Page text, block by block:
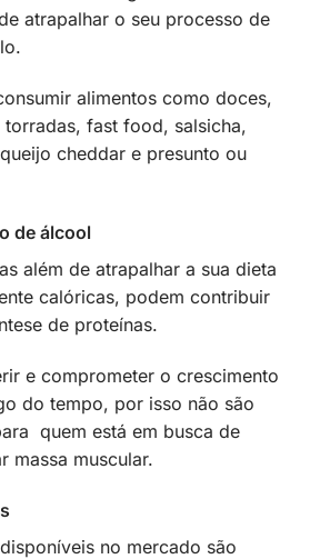
atrapalhar o seu processo de
alimentos como doces,
fast food, salsicha,
cheddar e presunto ou
de álcool
além de atrapalhar a sua dieta
calóricas, podem contribuir
de proteínas.
e comprometer o crescimento
do tempo, por isso não são
quem está em busca de
massa muscular.
no mercado são